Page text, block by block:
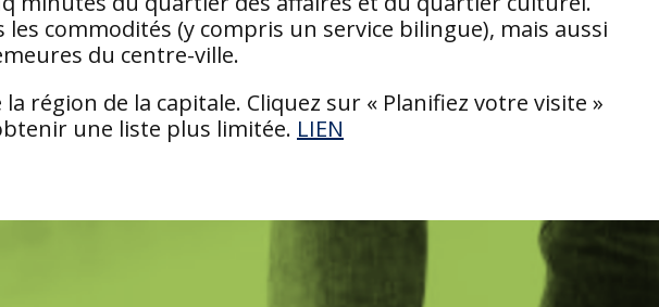
commodités (y compris un service bilingue), mais aussi
du centre-ville.
région de la capitale. Cliquez sur « Planifiez votre visite »
une liste plus limitée. LIEN